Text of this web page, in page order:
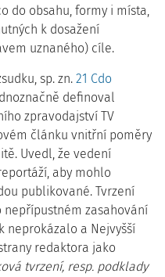
do obsahu, formy i místa,
k dosažení
uznaného) cíle.
sp. zn. 21 Cdo
definoval
zpravodajství TV
článku vnitřní poměry
Uvedl, že vedení
aby mohlo
publikované. Tvrzení
nepřípustném zasahování
neprokázalo a Nejvyšší
redaktora jako
tvrzení, resp. podklady